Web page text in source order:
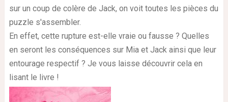
sur un coup de colère de Jack, on voit toutes les pièces du
puzzle s'assembler.
En effet, cette rupture est-elle vraie ou fausse ? Quelles
en seront les conséquences sur Mia et Jack ainsi que leur
entourage respectif ? Je vous laisse découvrir cela en
lisant le livre !